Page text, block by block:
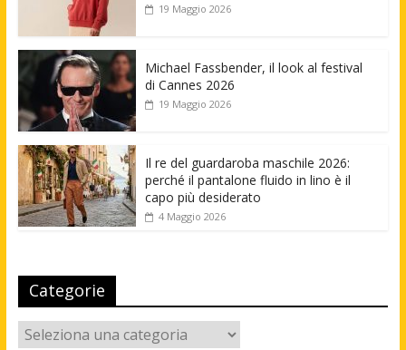
19 Maggio 2026
Michael Fassbender, il look al festival
di Cannes 2026
19 Maggio 2026
Il re del guardaroba maschile 2026:
perché il pantalone fluido in lino è il
capo più desiderato
4 Maggio 2026
Categorie
Categorie